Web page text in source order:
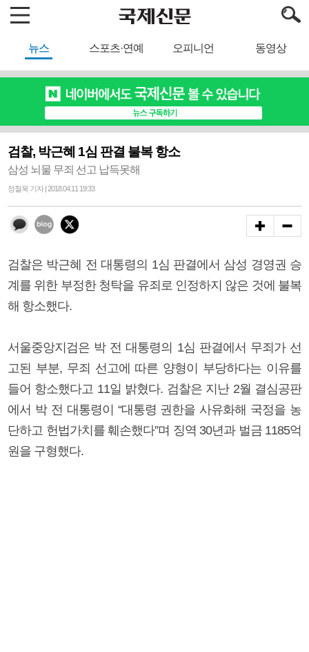
뉴스 스포츠·연예 오피니언 동영상
검찰, 박근혜 1심 판결 불복 항소
삼성 뇌물 무죄 선고 납득못해
정철욱 기자 | 2018.04.11 19:33
검찰은 박근혜 전 대통령의 1심 판결에서 삼성 경영권 승
계를 위한 부정한 청탁을 유죄로 인정하지 않은 것에 불복
해 항소했다.
서울중앙지검은 박 전 대통령의 1심 판결에서 무죄가 선
고된 부분, 무죄 선고에 따른 양형이 부당하다는 이유를
들어 항소했다고 11일 밝혔다. 검찰은 지난 2월 결심공판
에서 박 전 대통령이 “대통령 권한을 사유화해 국정을 농
단하고 헌법가치를 훼손했다”며 징역 30년과 벌금 1185억
원을 구형했다.